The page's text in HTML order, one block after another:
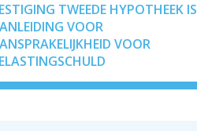
TWEEDE HYPOTHEEK IS
VOOR
VOOR